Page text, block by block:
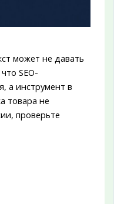
может не давать
SEO-
а инструмент в
товара не
проверьте